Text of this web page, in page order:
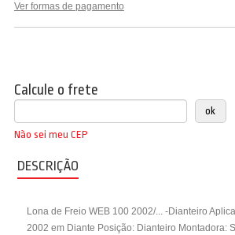
Ver formas de pagamento
Calcule o frete
Não sei meu CEP
DESCRIÇÃO
Lona de Freio WEB 100 2002/... -Dianteiro
2002 em Diante Posição: Dianteiro Montadora: